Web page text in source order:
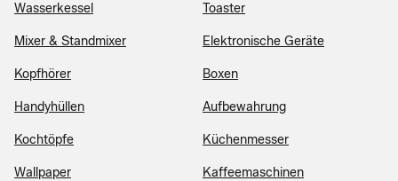
Wasserkessel Toaster
Mixer & Standmixer Elektronische Geräte
Kopfhörer Boxen
Handyhüllen Aufbewahrung
Kochtöpfe Küchenmesser
Wallpaper Kaffeemaschinen